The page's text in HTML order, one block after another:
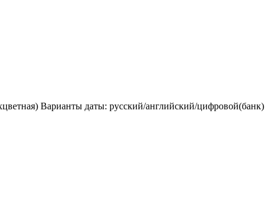
Варианты даты: русский/английский/цифровой(банк)